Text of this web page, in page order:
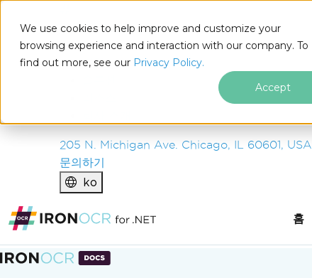
We use cookies to help improve and customize your
browsing experience and interaction with our company. To
find out more, see our Privacy Policy.
Accept
IRONSOFTWARE
제품
기업
205 N. Michigan Ave. Chicago, IL 60601, USA
문의하기
ko
홈
푸터 콘텐츠로 바로가기